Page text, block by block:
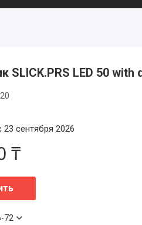
SLICK.PRS LED 50
23 сентября 2026
₸
72